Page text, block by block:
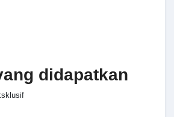
didapatkan